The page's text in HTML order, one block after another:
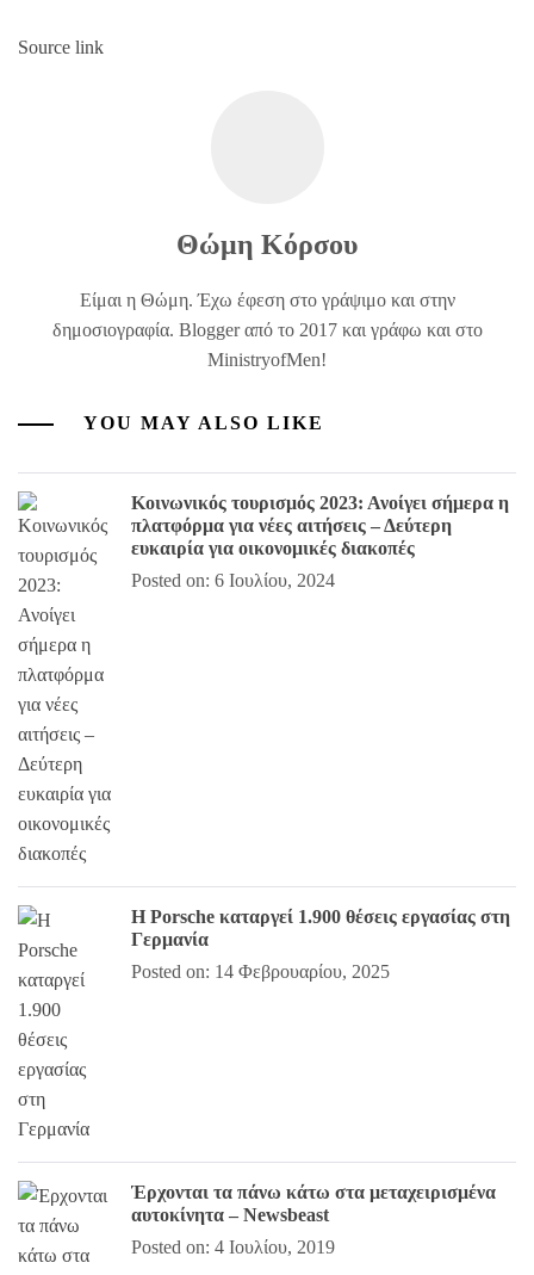
Source link
Θώμη Κόρσου
Είμαι η Θώμη. Έχω έφεση στο γράψιμο και στην
δημοσιογραφία. Blogger από το 2017 και γράφω και στο
MinistryofMen!
YOU MAY ALSO LIKE
Κοινωνικός τουρισμός 2023: Ανοίγει σήμερα η
πλατφόρμα για νέες αιτήσεις – Δεύτερη
ευκαιρία για οικονομικές διακοπές
Posted on: 6 Ιουλίου, 2024
Η Porsche καταργεί 1.900 θέσεις εργασίας στη
Γερμανία
Posted on: 14 Φεβρουαρίου, 2025
Έρχονται τα πάνω κάτω στα μεταχειρισμένα
αυτοκίνητα – Newsbeast
Posted on: 4 Ιουλίου, 2019